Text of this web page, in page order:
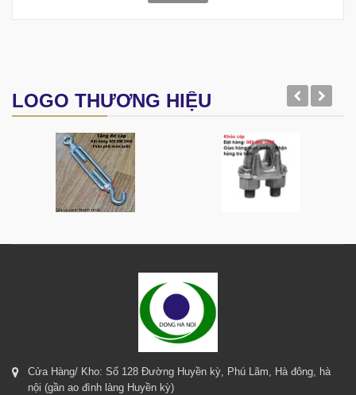
LOGO THƯƠNG HIỆU
Cửa Hàng/ Kho: Số 128 Đường Huyền kỳ, Phú Lãm, Hà đông, hà
nội (gần ao đình làng Huyền kỳ)